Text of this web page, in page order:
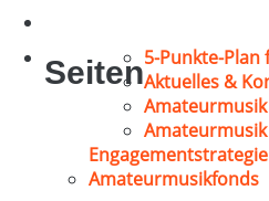
Seiten5-Punkte-
Aktuelles &
Amateurmusikfonds